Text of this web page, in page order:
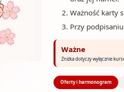
Ważność karty
Przy
Ważne
Zniżka dotyczy wyłącznie
Oferty i harmonogram